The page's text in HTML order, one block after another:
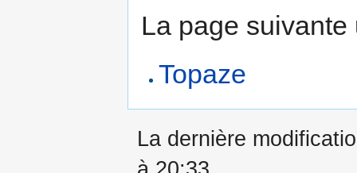
La page
Topaze
La dernière